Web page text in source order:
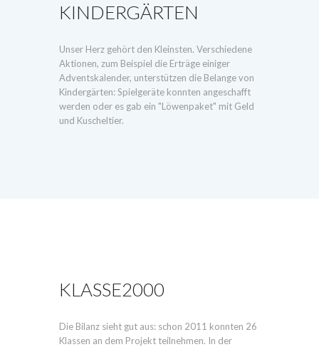
KINDERGÄRTEN
Unser Herz gehört den Kleinsten. Verschiedene
Aktionen, zum Beispiel die Erträge einiger
Adventskalender, unterstützen die Belange von
Kindergärten: Spielgeräte konnten angeschafft
werden oder es gab ein "Löwenpaket" mit Geld
und Kuscheltier.
KLASSE2000
Die Bilanz sieht gut aus: schon 2011 konnten 26
Klassen an dem Projekt teilnehmen. In der